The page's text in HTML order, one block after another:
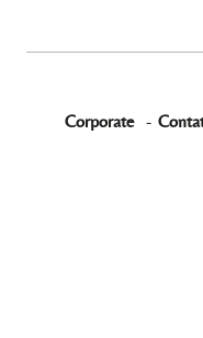
Corporate -